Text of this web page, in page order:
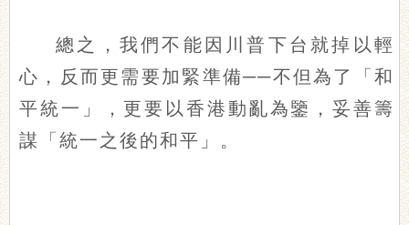
總之，我們不能因川普下台就掉以輕
心，反而更需要加緊準備──不但為了「和
平統一」，更要以香港動亂為鑒，妥善籌
謀「統一之後的和平」。